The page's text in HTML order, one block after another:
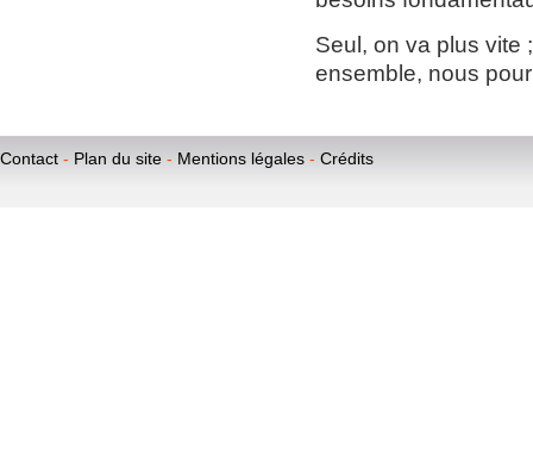
Seul, on va plus vite
ensemble, nous
Contact - Plan du site - Mentions légales - Crédits